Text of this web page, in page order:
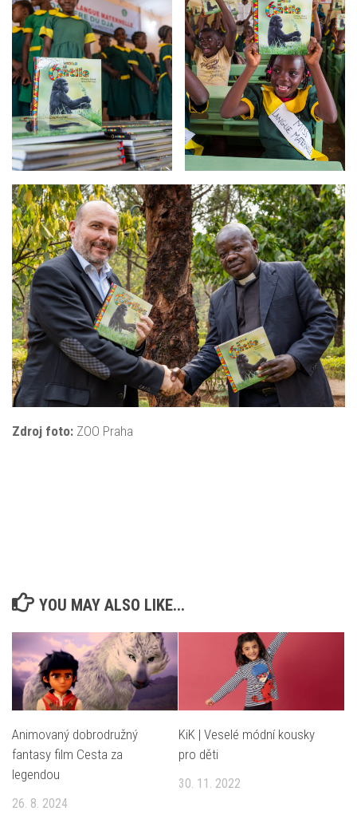
Zdroj foto: ZOO Praha
YOU MAY ALSO LIKE...
Animovaný dobrodružný
fantasy film Cesta za
legendou
26. 8. 2024
KiK | Veselé módní kousky
pro děti
30. 11. 2022